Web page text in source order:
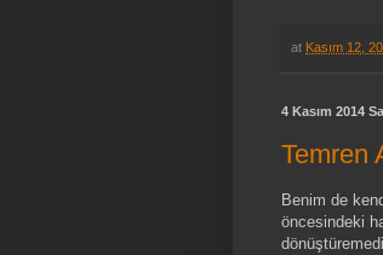
at Kasım 12,
4 Kasım 2014
Temren
Benim de
öncesindeki